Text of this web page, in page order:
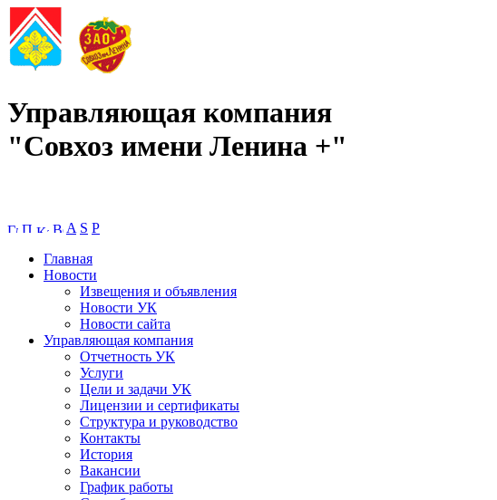
Управляющая компания
"Совхоз имени Ленина +"
A S P
Главная
Новости
Извещения и объявления
Новости УК
Новости сайта
Управляющая компания
Отчетность УК
Услуги
Цели и задачи УК
Лицензии и сертификаты
Структура и руководство
Контакты
История
Вакансии
График работы